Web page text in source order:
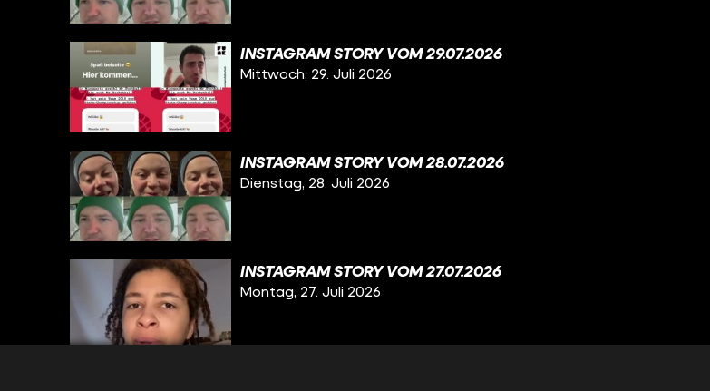
INSTAGRAM STORY VOM 29.07.2026
Mittwoch, 29. Juli 2026
INSTAGRAM STORY VOM 28.07.2026
Dienstag, 28. Juli 2026
INSTAGRAM STORY VOM 27.07.2026
Montag, 27. Juli 2026